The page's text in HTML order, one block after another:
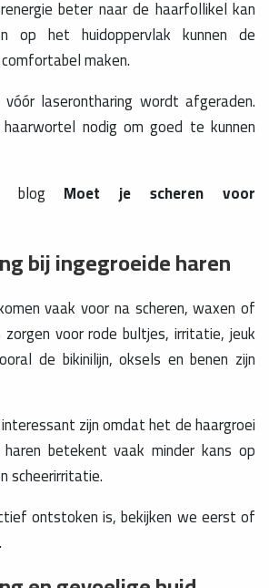
beter naar de haarfollikel kan
op het huidoppervlak kunnen de
maken.
laserontharing wordt afgeraden.
nodig om goed te kunnen
blog Moet je scheren voor
bij ingegroeide haren
vaak voor na scheren, waxen of
zorgen voor rode bultjes, irritatie, jeuk
de bikinilijn, oksels en benen zijn
zijn omdat het de haargroei
betekent vaak minder kans op
scheerirritatie.
ontstoken is, bekijken we eerst of